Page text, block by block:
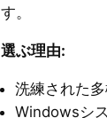
す。
選ぶ理由:
洗練された
Windowsシ